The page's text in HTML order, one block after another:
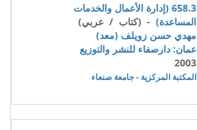
658.3 (إدارة الأعمال والخدمات
المساعدة) - (كتاب / عربي)
مهدي حسن زويلف (معد)
عمان: دارصفاء للنشر والتوزيع
2003
المكتبة المركزية - جامعة صنعاء